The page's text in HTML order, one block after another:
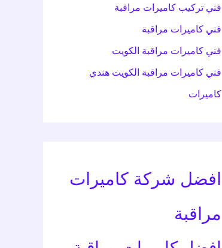
فني تركيب كاميرات مراقبة
فني كاميرات مراقبة
فني كاميرات مراقبة الكويت
فني كاميرات مراقبة الكويت هندي
كاميرات
افضل شركة كاميرات
مراقبة